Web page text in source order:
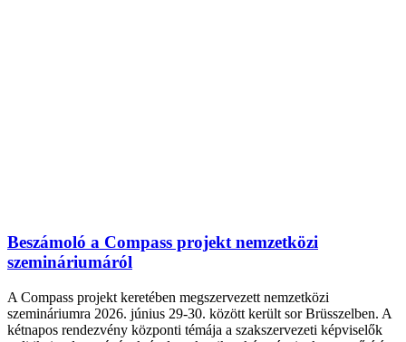
Beszámoló a Compass projekt nemzetközi
szemináriumáról
A Compass projekt keretében megszervezett nemzetközi
szemináriumra 2026. június 29-30. között került sor Brüsszelben. A
kétnapos rendezvény központi témája a szakszervezeti képviselők